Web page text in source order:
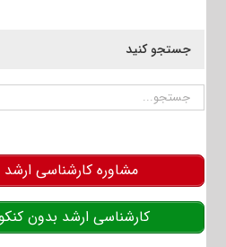
جستجو کنید
جستجو
مشاوره کارشناسی ارشد
کارشناسی ارشد بدون